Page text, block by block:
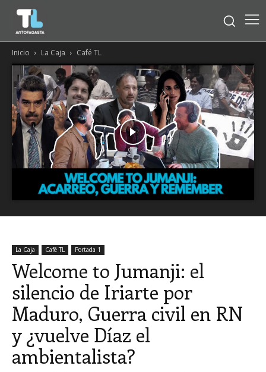
Inicio La Caja Café TL
La Caja Café TL Portada 1
Welcome to Jumanji: el
silencio de Iriarte por
Maduro, Guerra civil en RN
y ¿vuelve Díaz el
ambientalista?